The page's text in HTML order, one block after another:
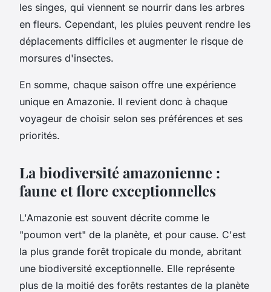
les singes, qui viennent se nourrir dans les arbres
en fleurs. Cependant, les pluies peuvent rendre les
déplacements difficiles et augmenter le risque de
morsures d'insectes.
En somme, chaque saison offre une expérience
unique en Amazonie. Il revient donc à chaque
voyageur de choisir selon ses préférences et ses
priorités.
La biodiversité amazonienne :
faune et flore exceptionnelles
L'Amazonie est souvent décrite comme le
"poumon vert" de la planète, et pour cause. C'est
la plus grande forêt tropicale du monde, abritant
une biodiversité exceptionnelle. Elle représente
plus de la moitié des forêts restantes de la planète